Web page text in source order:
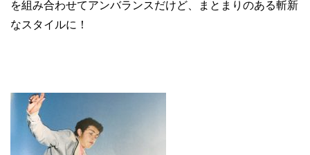
を組み合わせてアンバランスだけど、まとまりのある斬新
なスタイルに！